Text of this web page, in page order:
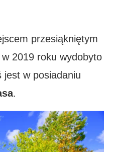
przesiąkniętym
2019 roku wydobyto
w posiadaniu
.